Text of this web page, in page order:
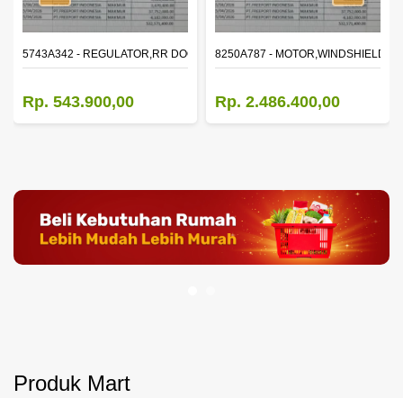
WINDOW,LH
5743A342 - REGULATOR,RR DOOR WINDOW,RH
Rp. 543.900,00
8250A787 - MOTOR,WINDSHIELD
Rp. 2.486.400,00
Produk Mart